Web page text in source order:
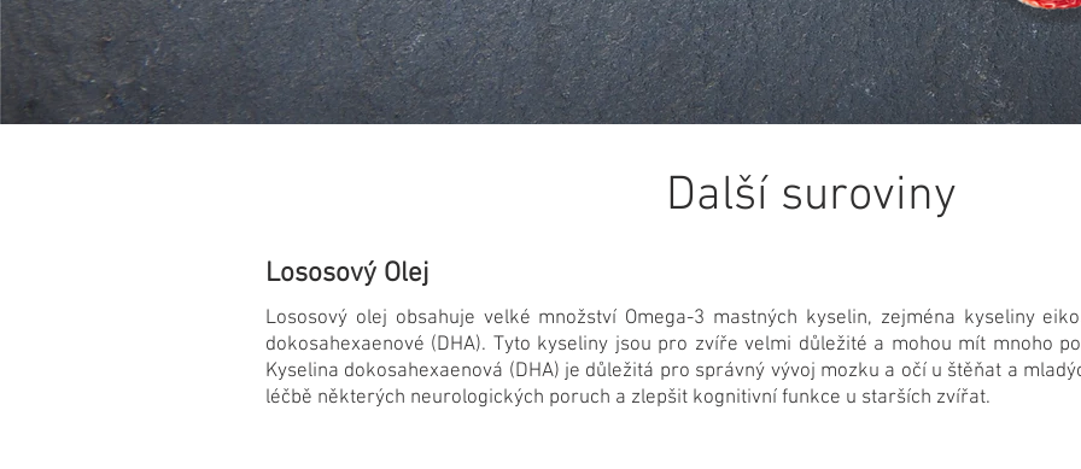
Další suroviny
Lososový Olej
Lososový olej obsahuje velké množství Omega-3 mastných kyselin, zejména kyseliny
dokosahexaenové (DHA). Tyto kyseliny jsou pro zvíře velmi důležité a mohou mít mnoho
Kyselina dokosahexaenová (DHA) je důležitá pro správný vývoj mozku a očí u štěňat a
léčbě některých neurologických poruch a zlepšit kognitivní funkce u starších zvířat.